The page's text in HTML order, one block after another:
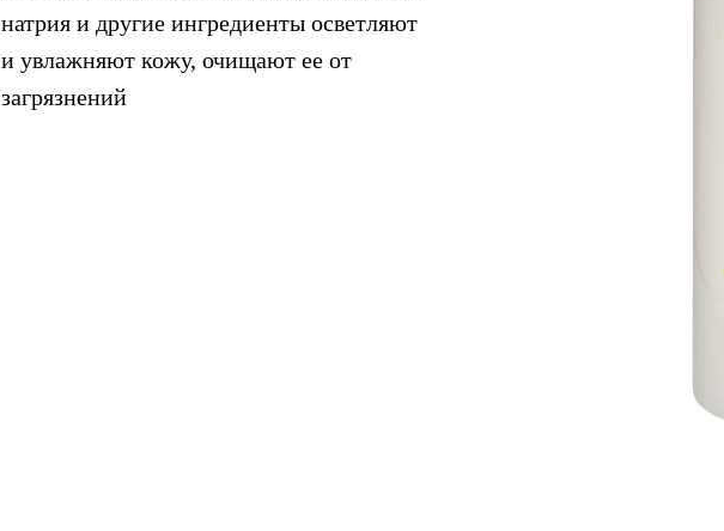
натрия и другие ингредиенты осветляют
и увлажняют кожу, очищают ее от
загрязнений